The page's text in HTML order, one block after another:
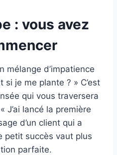
: vous avez
mélange d’impatience
si je me plante ? » C’est
qui vous traversera
J’ai lancé la première
d’un client qui a
petit succès vaut plus
parfaite.